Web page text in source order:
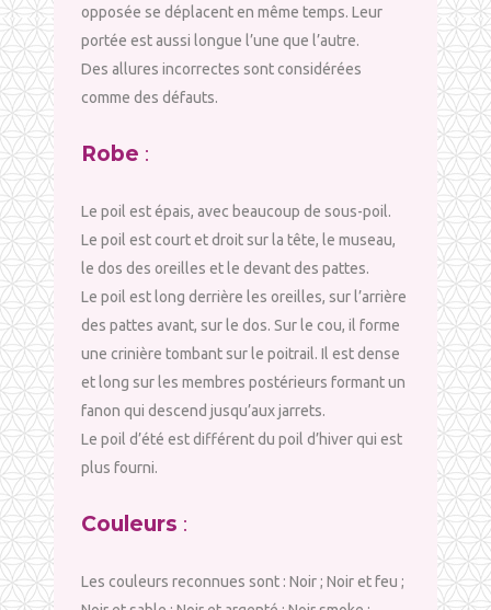
opposée se déplacent en même temps. Leur
portée est aussi longue l’une que l’autre.
Des allures incorrectes sont considérées
comme des défauts.
Robe :
Le poil est épais, avec beaucoup de sous-poil.
Le poil est court et droit sur la tête, le museau,
le dos des oreilles et le devant des pattes.
Le poil est long derrière les oreilles, sur l’arrière
des pattes avant, sur le dos. Sur le cou, il forme
une crinière tombant sur le poitrail. Il est dense
et long sur les membres postérieurs formant un
fanon qui descend jusqu’aux jarrets.
Le poil d’été est différent du poil d’hiver qui est
plus fourni.
Couleurs :
Les couleurs reconnues sont : Noir ; Noir et feu ;